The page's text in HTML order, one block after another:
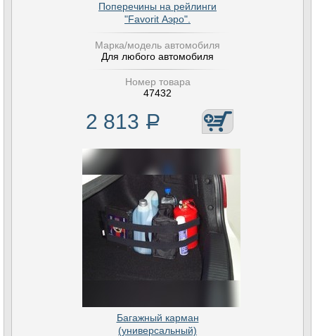
Поперечины на рейлинги
"Favorit Аэро".
Марка/модель автомобиля
Для любого автомобиля
Номер товара
47432
2 813 Р
Багажный карман
(универсальный)